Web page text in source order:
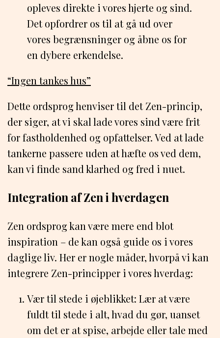
opleves direkte i vores hjerte og sind.
Det opfordrer os til at gå ud over
vores begrænsninger og åbne os for
en dybere erkendelse.
“Ingen tankes hus”
Dette ordsprog henviser til det Zen-princip,
der siger, at vi skal lade vores sind være frit
for fastholdenhed og opfattelser. Ved at lade
tankerne passere uden at hæfte os ved dem,
kan vi finde sand klarhed og fred i nuet.
Integration af Zen i hverdagen
Zen ordsprog kan være mere end blot
inspiration – de kan også guide os i vores
daglige liv. Her er nogle måder, hvorpå vi kan
integrere Zen-principper i vores hverdag:
Vær til stede i øjeblikket: Lær at være
fuldt til stede i alt, hvad du gør, uanset
om det er at spise, arbejde eller tale med